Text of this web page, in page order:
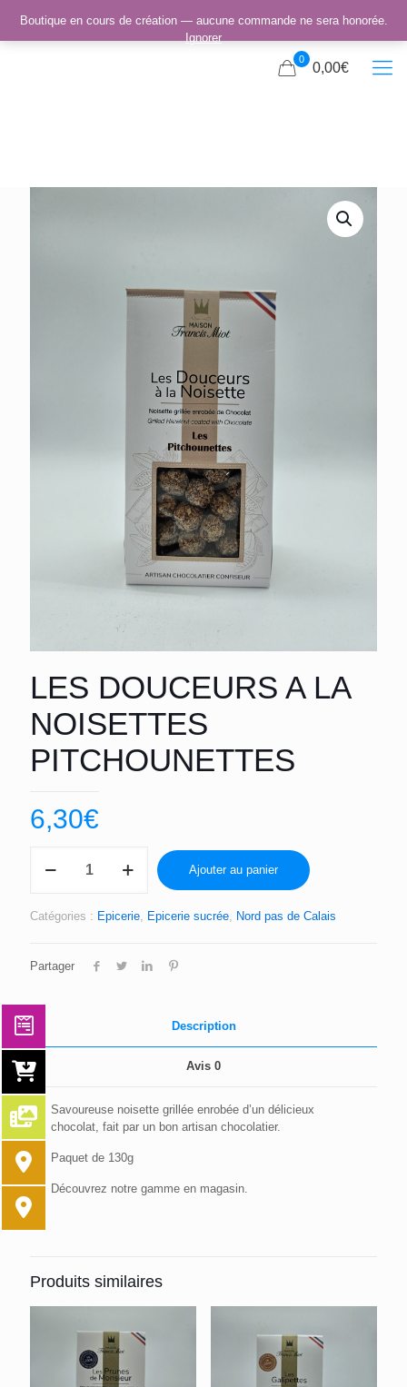
0
0,00€
LES DOUCEURS A LA
NOISETTES
PITCHOUNETTES
6,30€
A
PITCHOUNETTES
Ajouter au panier
Catégories : Epicerie Epicerie sucrée Nord pas de Calais
Partager
Description
Avis 0
Savoureuse noisette grillée enrobée d’un délicieux
chocolat, fait par un bon artisan chocolatier.
Paquet de 130g
Découvrez notre gamme en magasin.
Produits similaires
Boutique en cours de création — aucune commande ne sera honorée.
Ignorer